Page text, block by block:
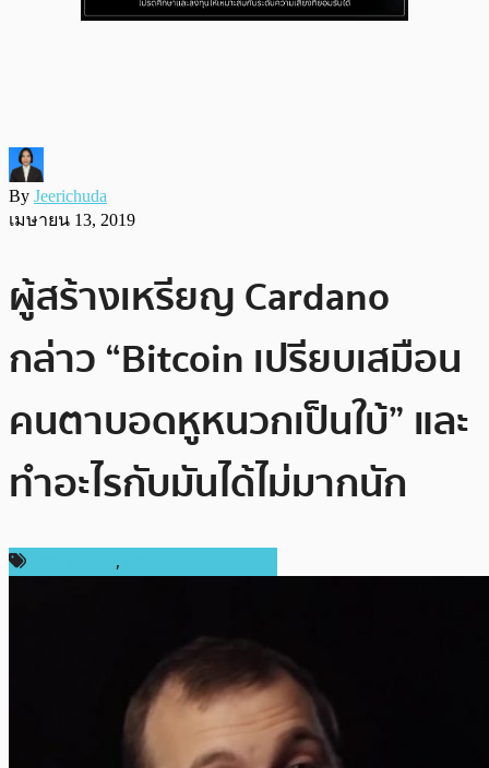
By Jeerichuda
เมษายน 13, 2019
ผู้สร้างเหรียญ Cardano
กล่าว “Bitcoin เปรียบเสมือน
คนตาบอดหูหนวกเป็นใบ้” และ
ทำอะไรกับมันได้ไม่มากนัก
,